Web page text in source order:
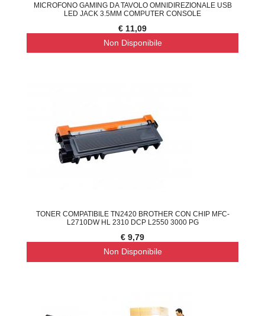
MICROFONO GAMING DA TAVOLO OMNIDIREZIONALE USB
LED JACK 3.5MM COMPUTER CONSOLE
€ 11,09
Non Disponibile
TONER COMPATIBILE TN2420 BROTHER CON CHIP MFC-
L2710DW HL 2310 DCP L2550 3000 PG
€ 9,79
Non Disponibile